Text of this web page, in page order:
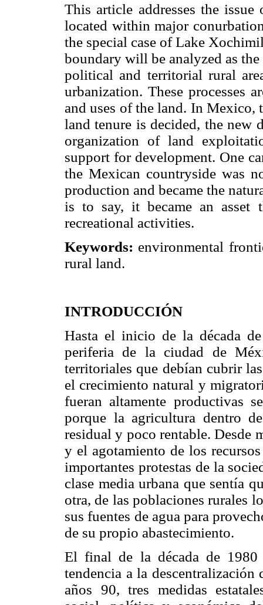
This article addresses the
located within major
the special case of Lake
boundary will be analyzed as
political and territorial rural
urbanization. These processes
and uses of the land. In Mexico,
land tenure is decided, the new
organization of land
support for development. One
the Mexican countryside was
production and became the
is to say, it became an asset
recreational activities.
Keywords: environmental
rural land.
INTRODUCCIÓN
Hasta el inicio de la década
periferia de la ciudad de
territoriales que debían cubrir
el crecimiento natural y
fueran altamente productivas
porque la agricultura dentro
residual y poco rentable. Desde
y el agotamiento de los
importantes protestas de la
clase media urbana que sentía
otra, de las poblaciones rurales
sus fuentes de agua para
de su propio abastecimiento.
El final de la década de
tendencia a la descentralización
años 90, tres medidas